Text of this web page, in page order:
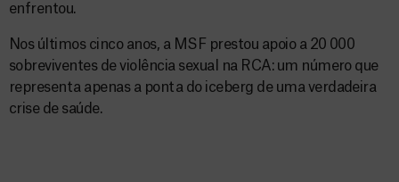
enfrentou.
Nos últimos cinco anos, a MSF prestou apoio a 20 000
sobreviventes de violência sexual na RCA: um número que
representa apenas a ponta do iceberg de uma verdadeira
crise de saúde.